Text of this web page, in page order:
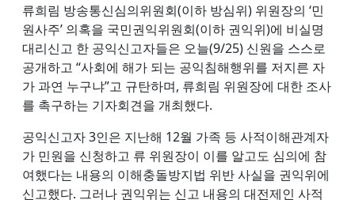
류희림 방송통신심의위원회(이하 방심위) 위원장의 ‘민
원사주’ 의혹을 국민권익위원회(이하 권익위)에 비실명
대리신고 한 공익신고자들은 오늘(9/25) 신원을 스스로
공개하고 “사회에 해가 되는 공익침해행위를 저지른 자
가 과연 누구냐”고 규탄하며, 류희림 위원장에 대한 조사
를 촉구하는 기자회견을 개최했다.
공익신고자 3인은 지난해 12월 가족 등 사적이해관계자
가 민원을 신청하고 류 위원장이 이를 알고도 심의에 참
여했다는 내용의 이해충돌방지법 위반 사실을 권익위에
신고했다. 그러나 권익위는 신고 내용의 대전제인 사적